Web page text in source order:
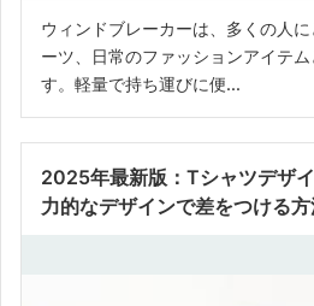
ウィンドブレーカーは、多くの人
ーツ、日常のファッションアイテ
す。軽量で持ち運びに便...
2025年最新版：Tシャツデザ
力的なデザインで差をつける